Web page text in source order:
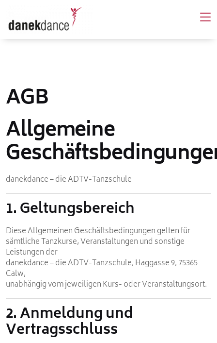
AGB
Allgemeine
danekdance – die ADTV-Tanzschule
1. Geltungsbereich
Diese Allgemeinen Geschäftsbedingungen gelten für
sämtliche Tanzkurse, Veranstaltungen und sonstige
Leistungen der
danekdance – die ADTV-Tanzschule, Haggasse 9, 75365
Calw,
unabhängig vom jeweiligen Kurs- oder Veranstaltungsort.
2. Anmeldung und
Vertragsschluss